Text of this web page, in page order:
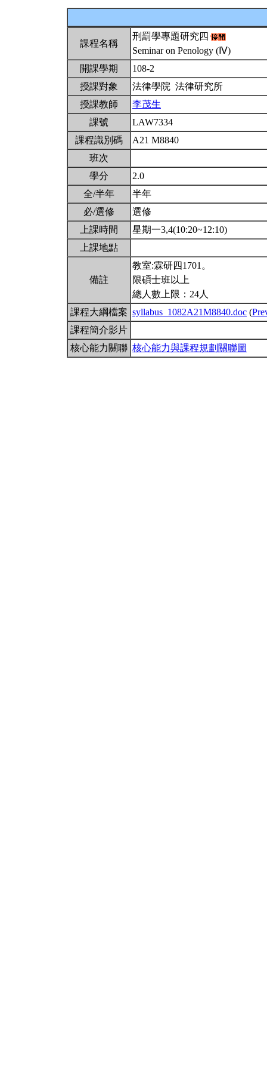
課程名稱
刑罰學專題研究四
Seminar on Penology (Ⅳ)
開課學期
108-2
授課對象
法律學院 法律研究所
授課教師
李茂生
課號
LAW7334
課程識別碼
A21 M8840
班次
學分
2.0
全/半年
半年
必/選修
選修
上課時間
星期一3,4(10:20~12:10)
上課地點
備註
教室:霖研四1701。
限碩士班以上
總人數上限：24人
課程大綱檔案 syllabus_1082A21M8840.doc (
課程簡介影片
核心能力關聯 核心能力與課程規劃關聯圖